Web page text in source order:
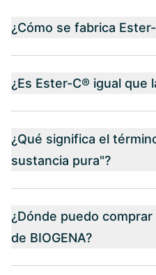
¿Cómo se fabrica
¿Es Ester-C® igual que
¿Qué significa el
sustancia pura"?
¿Dónde puedo
de BIOGENA?